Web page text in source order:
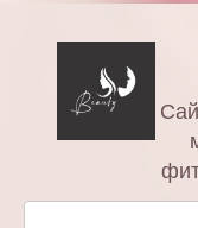
Поиск: